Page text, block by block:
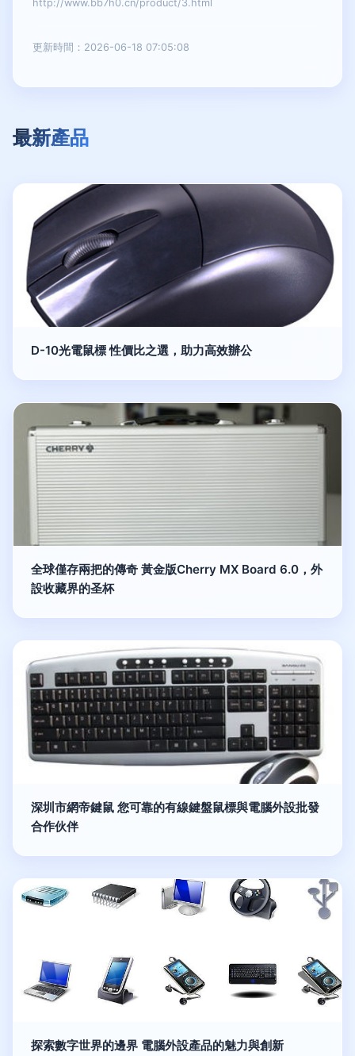
http://www.bb7h0.cn/product/3.html
更新時間：2026-06-18 07:05:08
最新產品
D-10光電鼠標 性價比之選，助力高效辦公
全球僅存兩把的傳奇 黃金版Cherry MX Board 6.0，外
設收藏界的圣杯
深圳市網帝鍵鼠 您可靠的有線鍵盤鼠標與電腦外設批發
合作伙伴
探索數字世界的邊界 電腦外設產品的魅力與創新